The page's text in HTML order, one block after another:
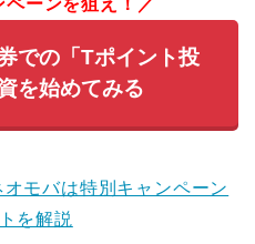
ペーンを狙え！／
での「Tポイント投
を始めてみる
オモバは特別キャンペーン
を解説